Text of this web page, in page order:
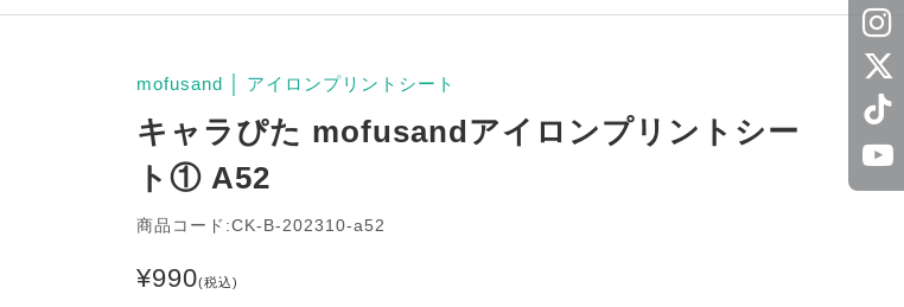
mofusand アイロンプリントシート
キャラぴた mofusandアイロンプリントシー
ト① A52
商品コード:CK-B-202310-a52
¥990(税込)